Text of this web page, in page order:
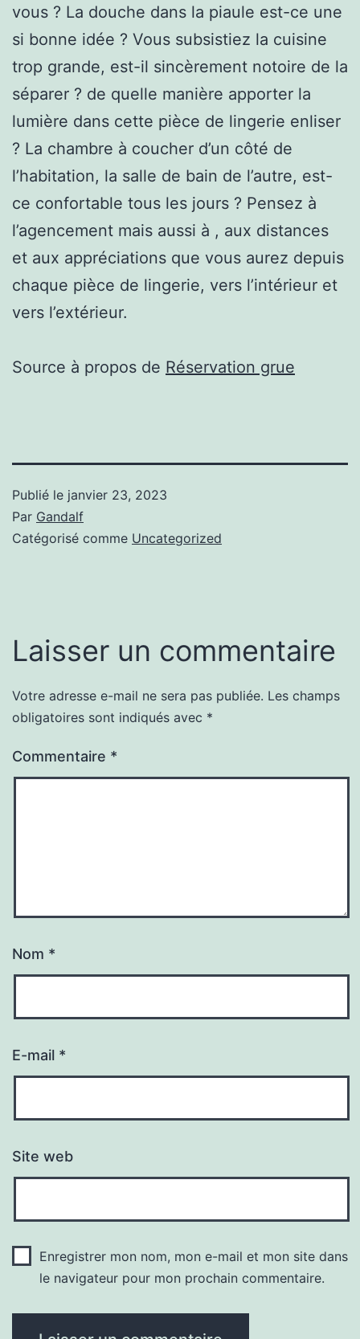
vous ? La douche dans la piaule est-ce une
si bonne idée ? Vous subsistiez la cuisine
trop grande, est-il sincèrement notoire de la
séparer ? de quelle manière apporter la
lumière dans cette pièce de lingerie enliser
? La chambre à coucher d’un côté de
l’habitation, la salle de bain de l’autre, est-
ce confortable tous les jours ? Pensez à
l’agencement mais aussi à , aux distances
et aux appréciations que vous aurez depuis
chaque pièce de lingerie, vers l’intérieur et
vers l’extérieur.
Source à propos de Réservation grue
Publié le janvier 23, 2023
Par Gandalf
Catégorisé comme Uncategorized
Laisser un commentaire
Votre adresse e-mail ne sera pas publiée. Les champs
obligatoires sont indiqués avec *
Commentaire *
Nom *
E-mail *
Site web
Enregistrer mon nom, mon e-mail et mon site dans
le navigateur pour mon prochain commentaire.